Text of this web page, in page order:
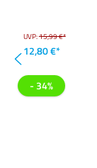
UVP:15,99 €*
12,80 €*
- 34%